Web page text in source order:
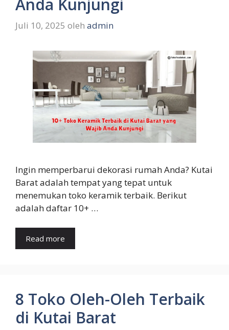
Anda Kunjungi
Juli 10, 2025 oleh admin
Ingin memperbarui dekorasi rumah Anda? Kutai
Barat adalah tempat yang tepat untuk
menemukan toko keramik terbaik. Berikut
adalah daftar 10+ …
Read more
8 Toko Oleh-Oleh Terbaik
di Kutai Barat